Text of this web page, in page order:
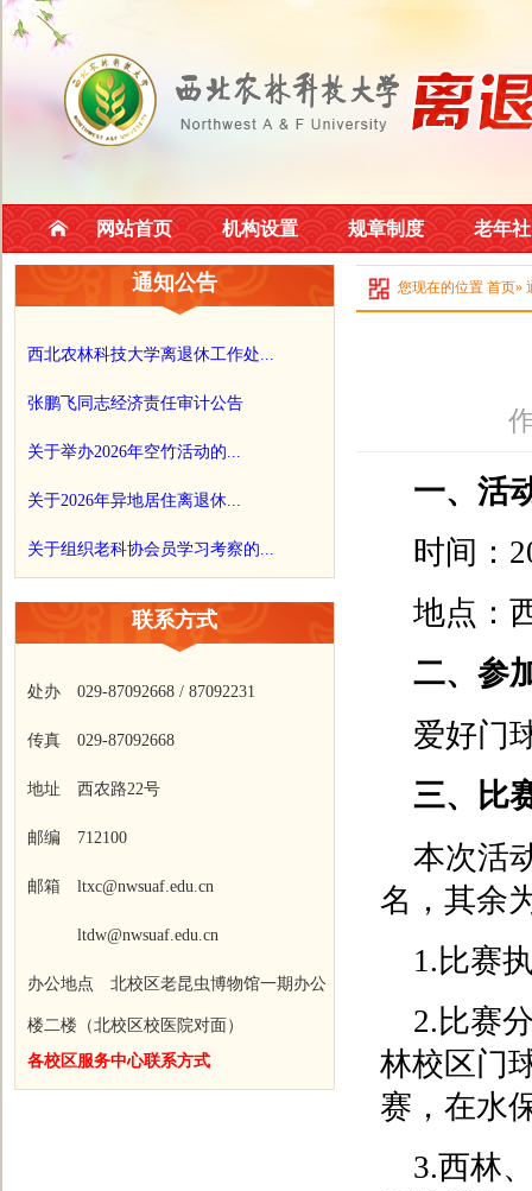
网站首页 机构设置 规章制度 老年
通知公告
西北农林科技大学离退休工作处...
张鹏飞同志经济责任审计公告
关于举办2026年空竹活动的...
关于2026年异地居住离退休...
关于组织老科协会员学习考察的...
联系方式
处办 029-87092668 / 87092231
传真 029-87092668
地址 西农路22号
邮编 712100
邮箱 ltxc@nwsuaf.edu.cn
ltdw@nwsuaf.edu.cn
办公地点 北校区老昆虫博物馆一期办公
楼二楼（北校区校医院对面）
各校区服务中心联系方式
您现在的位置 首页»
一、活
时间：
地点：
二、参
爱好门
三、比
本次活
名，其余
1.比赛
2.比赛
林校区门
赛，在水
3.西林